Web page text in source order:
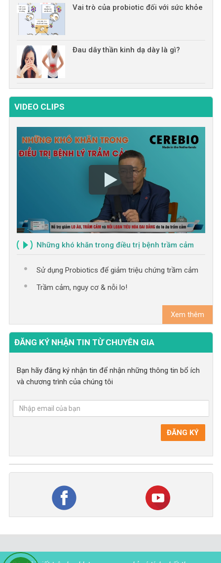
Vai trò của probiotic đối với sức khỏe
Đau dây thần kinh dạ dày là gì?
VIDEO CLIPS
Những khó khăn trong điều trị bệnh trầm cảm
Sử dụng Probiotics để giảm triệu chứng trầm cảm
Trầm cảm, nguy cơ & nỗi lo!
Xem thêm
ĐĂNG KÝ NHẬN TIN TỪ CHUYÊN GIA
Bạn hãy đăng ký nhận tin để nhận những thông tin bổ ích
và chương trình của chúng tôi